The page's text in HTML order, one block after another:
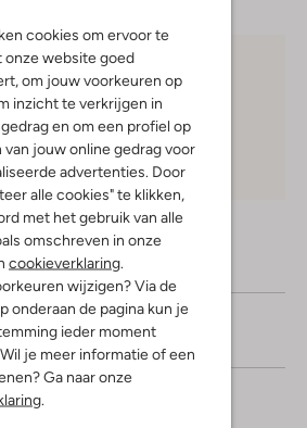
cookies om ervoor te
onze website goed
om jouw voorkeuren op
inzicht te verkrijgen in
en om een profiel op
jouw online gedrag voor
advertenties. Door
alle cookies" te klikken,
met het gebruik van alle
omschreven in onze
cookieverklaring.
wijzigen? Via de
onderaan de pagina kun je
ieder moment
je meer informatie of een
Ga naar onze
.
vanaf €75,-
binnen 30 dagen*
met Klarna